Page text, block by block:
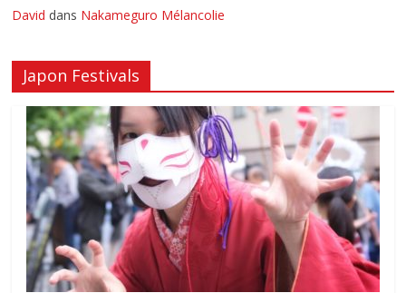
David dans Nakameguro Mélancolie
Japon Festivals